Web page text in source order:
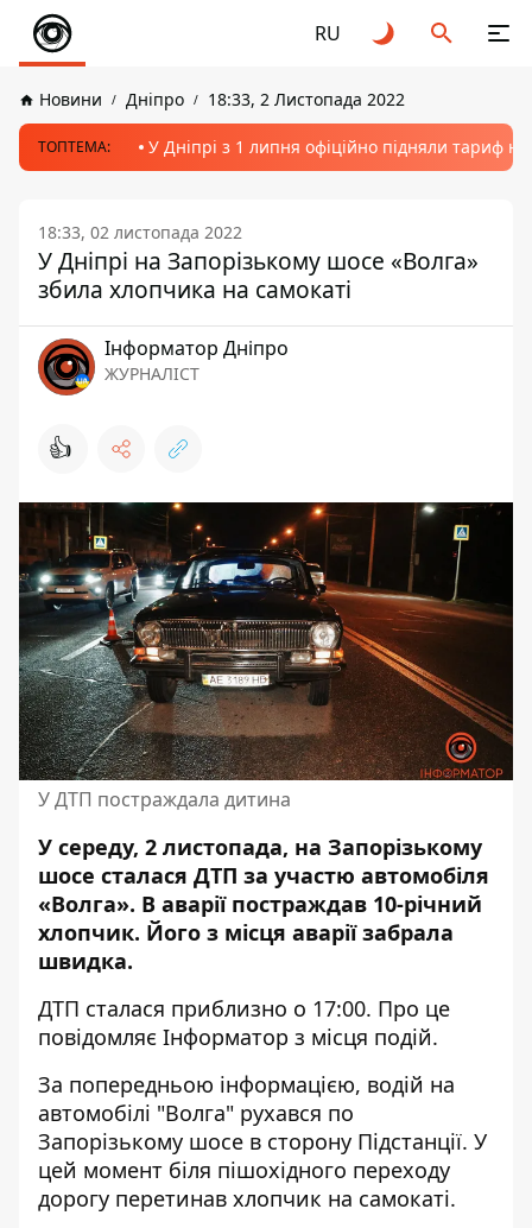
RU
Новини Дніпро 18:33, 2 Листопада 2022
ТОПТЕМА: У Дніпрі з 1 липня офіційно підняли тариф
18:33, 02 листопада 2022
У Дніпрі на Запорізькому шосе «Волга»
збила хлопчика на самокаті
Інформатор Дніпро
ЖУРНАЛІСТ
👍
У ДТП постраждала дитина
У середу, 2 листопада, на Запорізькому
шосе сталася ДТП за участю автомобіля
«Волга». В аварії постраждав 10-річний
хлопчик. Його з місця аварії забрала
швидка.
ДТП сталася приблизно о 17:00. Про це
повідомляє Інформатор з місця подій.
За попередньою інформацією, водій на
автомобілі "Волга" рухався по
Запорізькому шосе в сторону Підстанції. У
цей момент біля пішохідного переходу
дорогу перетинав хлопчик на самокаті.